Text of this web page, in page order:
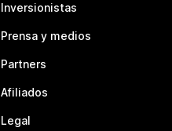
Inversionistas
Prensa y medios
Partners
Afiliados
Legal